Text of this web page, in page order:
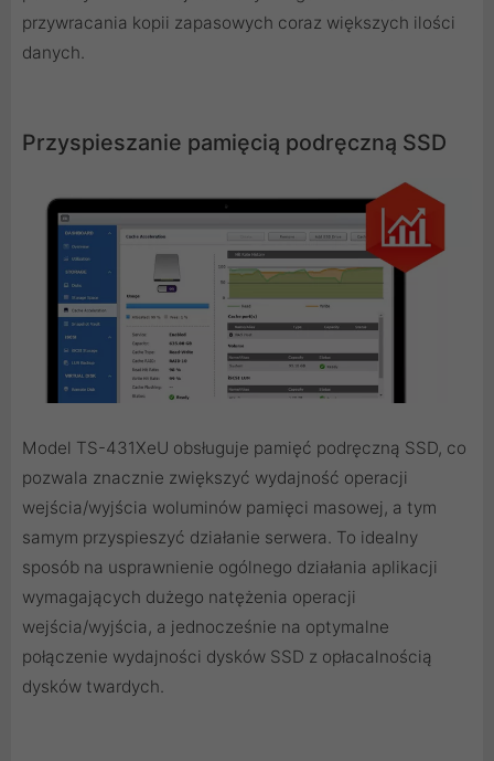
przywracania kopii zapasowych coraz większych ilości
danych.
Przyspieszanie pamięcią podręczną SSD
Model TS-431XeU obsługuje pamięć podręczną SSD, co
pozwala znacznie zwiększyć wydajność operacji
wejścia/wyjścia woluminów pamięci masowej, a tym
samym przyspieszyć działanie serwera. To idealny
sposób na usprawnienie ogólnego działania aplikacji
wymagających dużego natężenia operacji
wejścia/wyjścia, a jednocześnie na optymalne
połączenie wydajności dysków SSD z opłacalnością
dysków twardych.